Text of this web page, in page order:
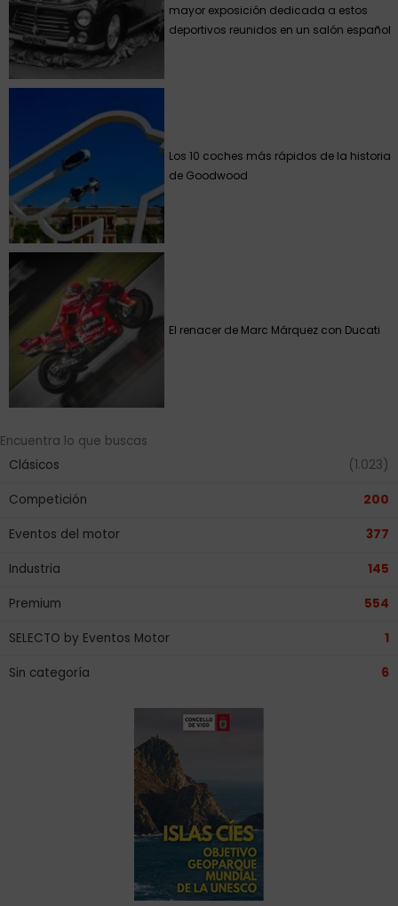
mayor exposición dedicada a estos
deportivos reunidos en un salón español
Los 10 coches más rápidos de la historia
de Goodwood
El renacer de Marc Márquez con Ducati
Encuentra lo que buscas
Clásicos
(1.023)
Competición 200
Eventos del motor 377
Industria 145
Premium 554
SELECTO by Eventos Motor 1
Sin categoría 6